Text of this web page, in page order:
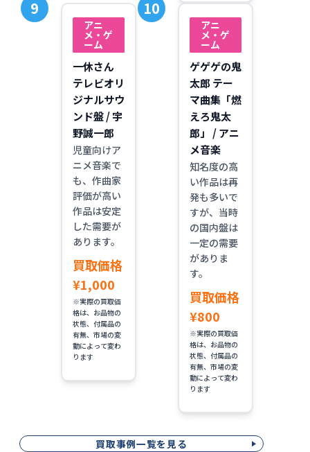
アニ
メ・ゲ
ーム
一休さん
テレビオリ
ジナルサウ
ンド盤 / 宇
野誠一郎
児童向けア
ニメ音楽で
も、作曲家
評価が高い
作品は安定
した需要が
あります。
買取価格
¥1,000
※実際の買取価
格は、お品物の
状態、付属品の
有無、市場の変
動によって変わ
ります
アニ
メ・ゲ
ーム
ゲゲゲの鬼
太郎 テー
マ曲集「燃
えろ鬼太
郎」 / アニ
メ音楽
知名度の高
い作品は再
発も多いで
すが、当時
の国内盤は
一定の需要
がありま
す。
買取価格
¥800
※実際の買取価
格は、お品物の
状態、付属品の
有無、市場の変
動によって変わ
ります
買取事例一覧を見る